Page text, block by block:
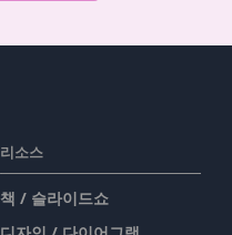
리소스
책 / 슬라이드쇼